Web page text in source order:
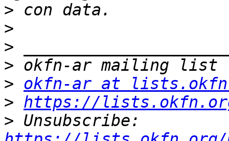
>
>
>
>
> okfn-ar at
> https://
>